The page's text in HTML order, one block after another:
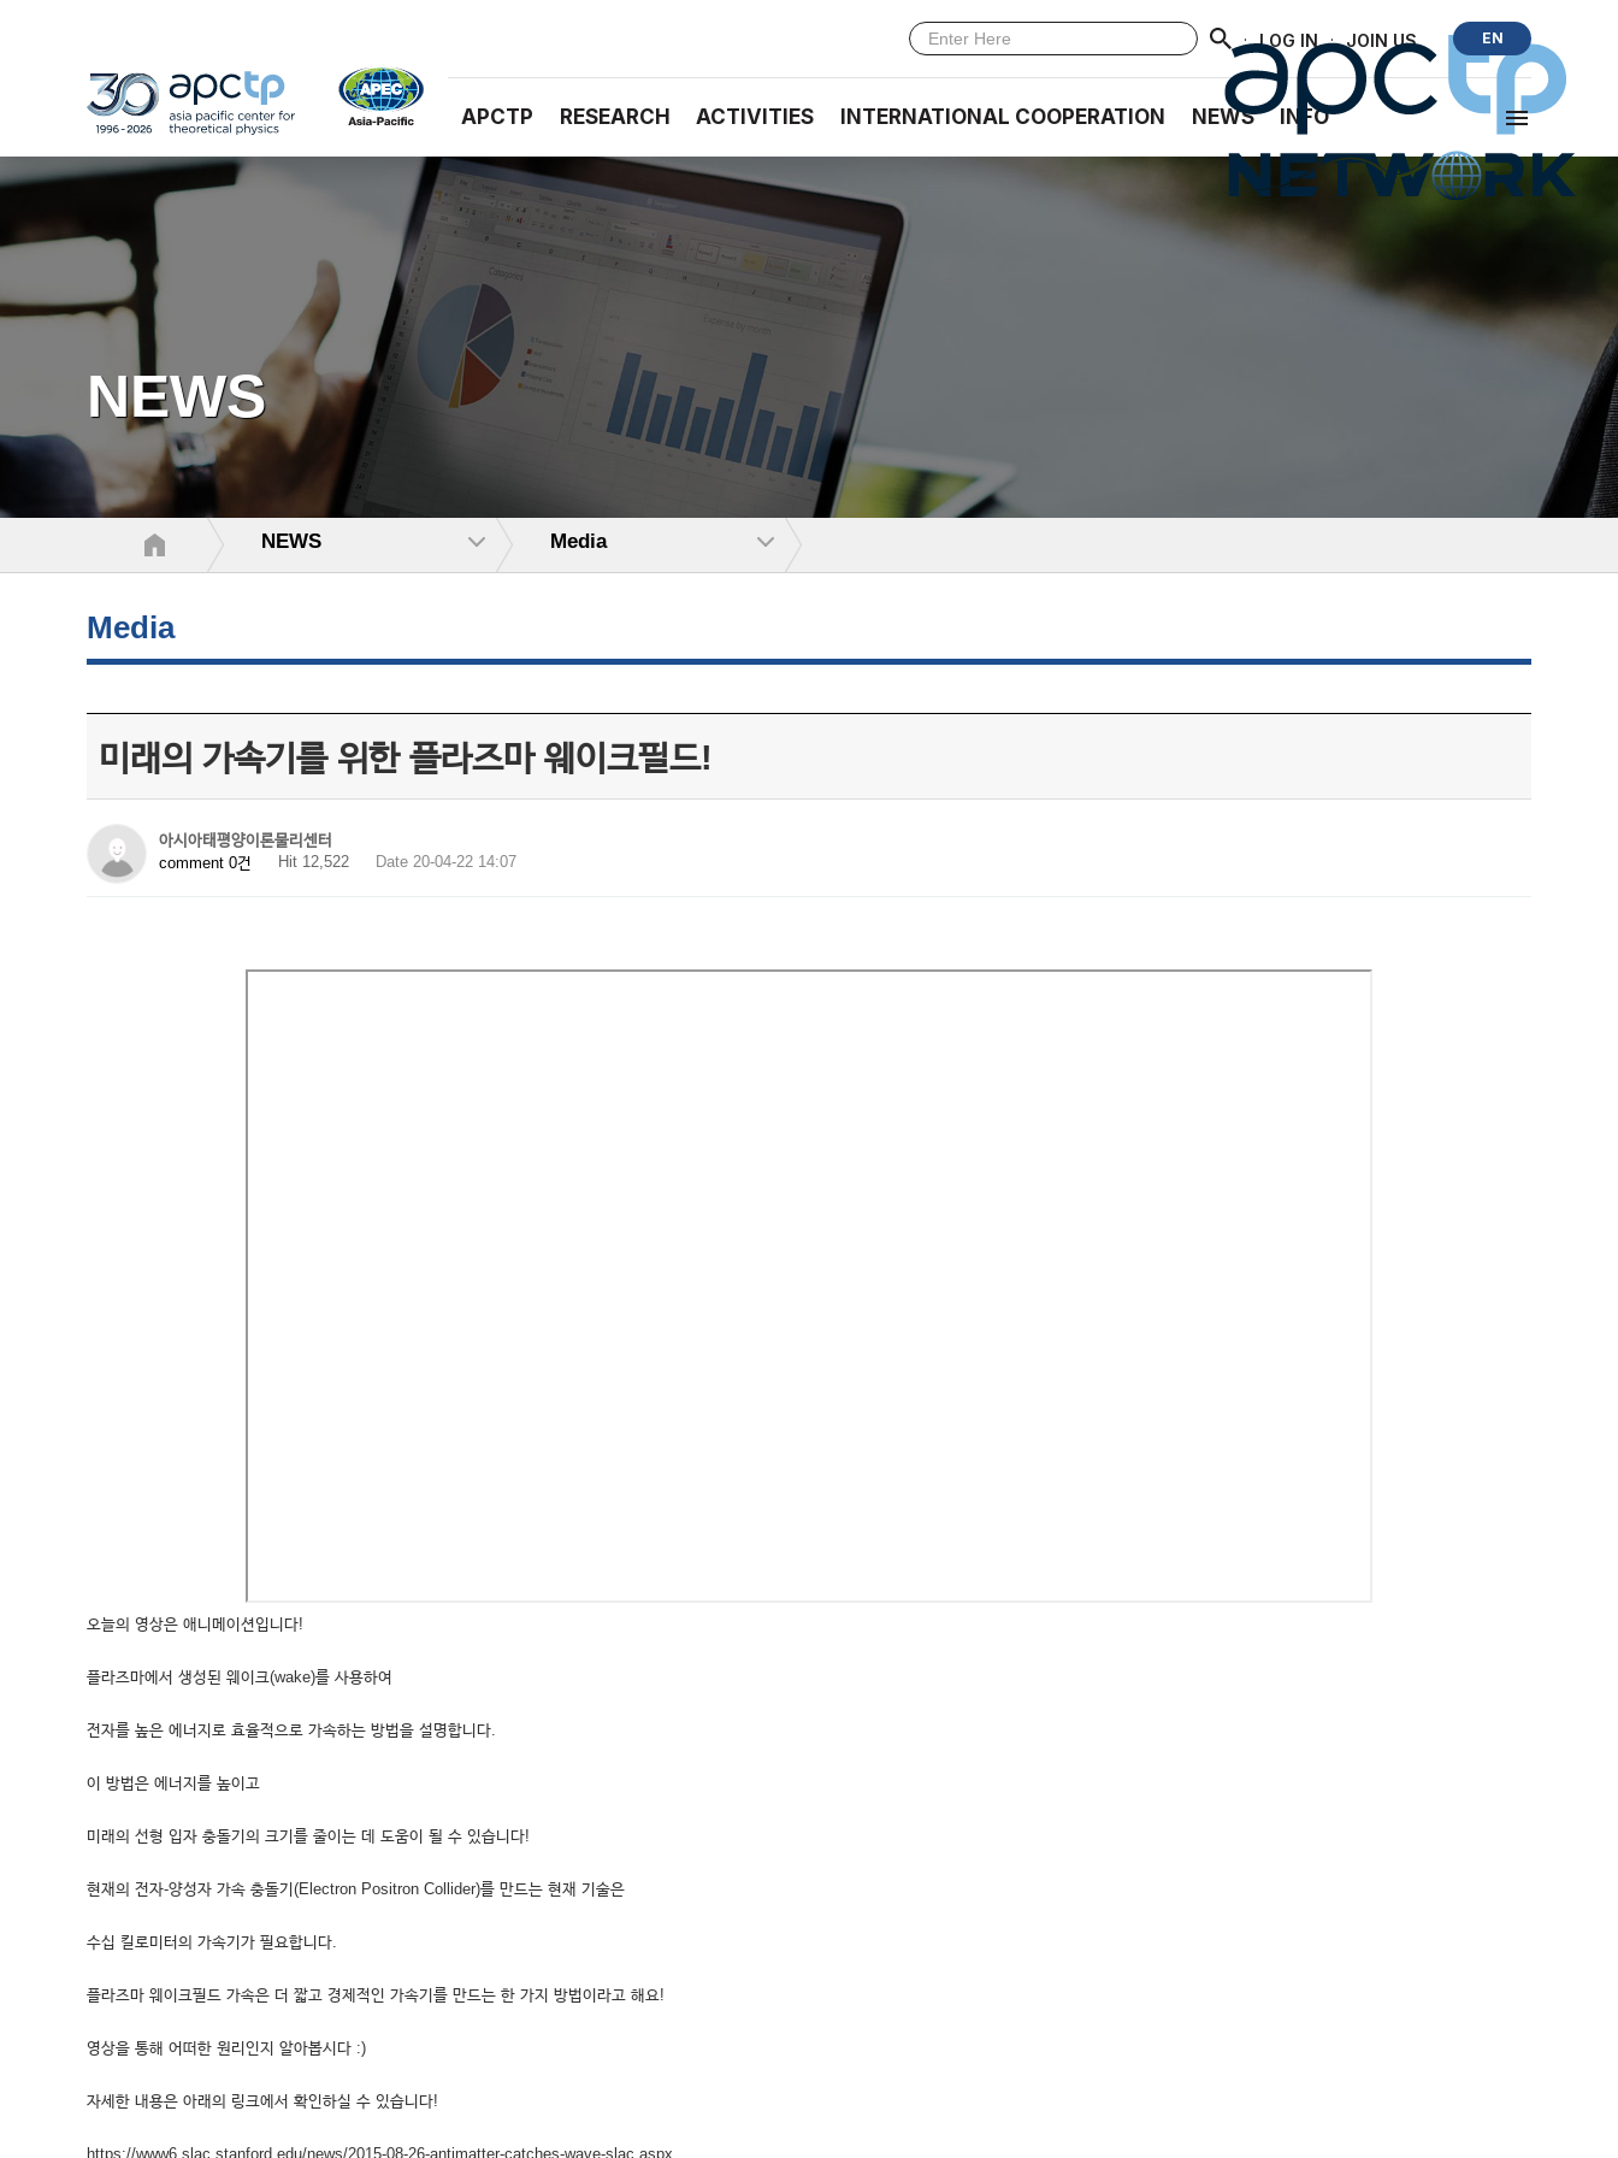
· LOG IN · JOIN US EN
APCTP RESEARCH ACTIVITIES INTERNATIONAL COOPERATION NEWS INFO
NEWS
NEWS Media
Media
미래의 가속기를 위한 플라즈마 웨이크필드!
아시아태평양이론물리센터
comment 0건
Hit 12,522 Date 20-04-22 14:07
오늘의 영상은 애니메이션입니다!
플라즈마에서 생성된 웨이크(wake)를 사용하여
전자를 높은 에너지로 효율적으로 가속하는 방법을 설명합니다.
이 방법은 에너지를 높이고
미래의 선형 입자 충돌기의 크기를 줄이는 데 도움이 될 수 있습니다!
현재의 전자-양성자 가속 충돌기(Electron Positron Collider)를 만드는 현재 기술은
수십 킬로미터의 가속기가 필요합니다.
플라즈마 웨이크필드 가속은 더 짧고 경제적인 가속기를 만드는 한 가지 방법이라고 해요!
영상을 통해 어떠한 원리인지 알아봅시다 :)
자세한 내용은 아래의 링크에서 확인하실 수 있습니다!
https://www6.slac.stanford.edu/news/2015-08-26-antimatter-catches-wave-slac.aspx